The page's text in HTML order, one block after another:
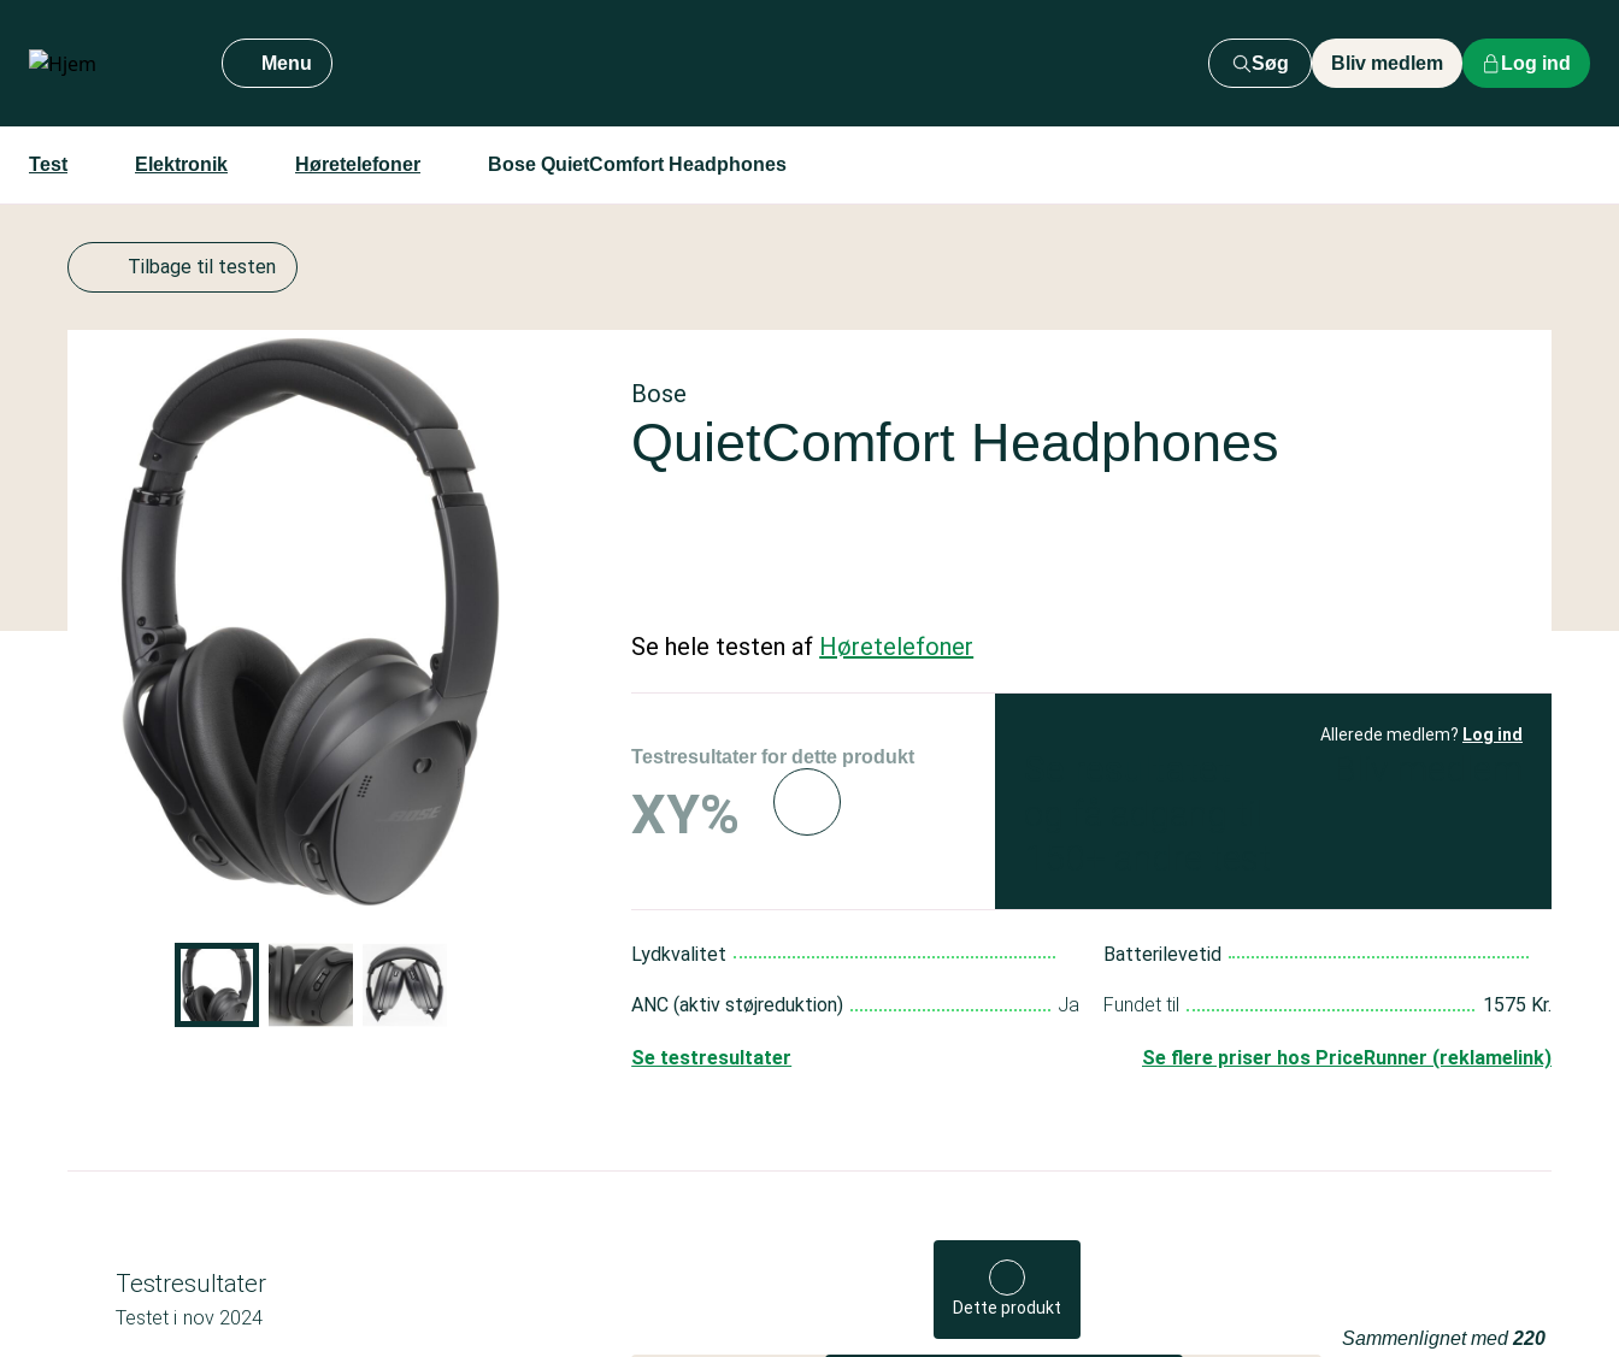
hovedindhold
Menu Søg Bliv medlem Log ind
Test Elektronik Høretelefoner Bose QuietComfort Headphones
Tilbage til testen
Bose
QuietComfort Headphones
Se hele testen af Høretelefoner
Testresultater for dette produkt
XY%
Allerede medlem? Log ind
Lydkvalitet
ANC (aktiv støjreduktion) Ja
Batterilevetid
Fundet til 1575 Kr.
Se flere priser hos PriceRunner (reklamelink)
Se testresultater
Testresultater
Testet i nov 2024 Dette produkt
Sammenlignet med220